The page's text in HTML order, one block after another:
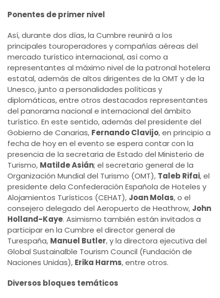
Ponentes de primer nivel
Así, durante dos días, la Cumbre reunirá a los
principales touroperadores y compañías aéreas del
mercado turístico internacional, así como a
representantes al máximo nivel de la patronal hotelera
estatal, además de altos dirigentes de la OMT y de la
Unesco, junto a personalidades políticas y
diplomáticas, entre otros destacados representantes
del panorama nacional e internacional del ámbito
turístico. En este sentido, además del presidente del
Gobierno de Canarias, Fernando Clavijo, en principio a
fecha de hoy en el evento se espera contar con la
presencia de la secretaria de Estado del Ministerio de
Turismo, Matilde Asián; el secretario general de la
Organización Mundial del Turismo (OMT), Taleb Rifai, el
presidente dela Confederación Española de Hoteles y
Alojamientos Turísticos (CEHAT), Joan Molas, o el
consejero delegado del Aeropuerto de Heathrow, John
Holland-Kaye. Asimismo también están invitados a
participar en la Cumbre el director general de
Turespaña, Manuel Butler, y la directora ejecutiva del
Global Sustainalble Tourism Council (Fundación de
Naciones Unidas), Erika Harms, entre otros.
Diversos bloques temáticos